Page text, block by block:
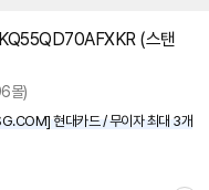
(스탠
몰)
현대카드 / 무이자 최대 3개